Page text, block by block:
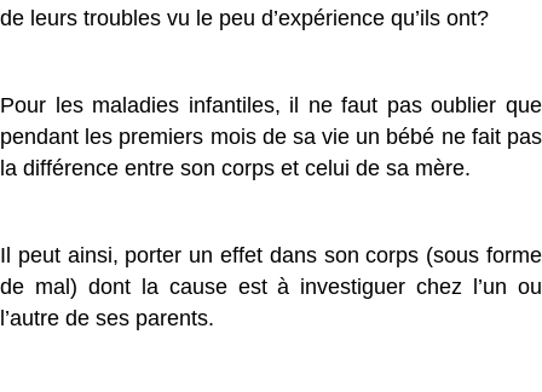
de leurs troubles vu le peu d’expérience qu’ils ont?
Pour les maladies infantiles, il ne faut pas oublier que
pendant les premiers mois de sa vie un bébé ne fait pas
la différence entre son corps et celui de sa mère.
Il peut ainsi, porter un effet dans son corps (sous forme
de mal) dont la cause est à investiguer chez l’un ou
l’autre de ses parents.